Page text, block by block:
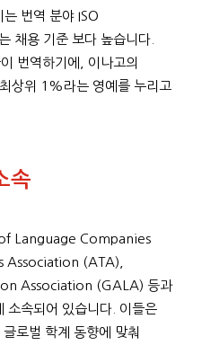
번역 분야 ISO
채용 기준 보다 높습니다.
번역하기에, 이나고의
상위 1%라는 영예를 누리고
속
Language Companies
Association (ATA),
Association (GALA) 등과
소속되어 있습니다. 이들은
로벌 학계 동향에 맞춰